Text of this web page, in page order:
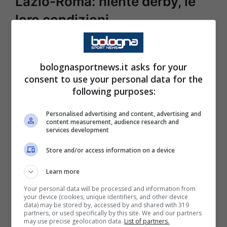
loro condizioni
Al momento mancano poco meno di 48 ore
derbye il tempo di recuperare c’è.
Naturalmente sono due situazioni
completamente differenti e anche il loro
rientro è differenziato. La speranza del
tecnico è che comunque si possa riuscire ad
avere a disposizione almeno uno dei due. Di
certo vederli titolare è una opzione molto
remota anche perché, a prescindere da tutto,
non saranno nelle miglior condizione
possibile.
bolognasportnews.it asks for your
consent to use your personal data for the
following purposes:
Personalised advertising and content, advertising and
content measurement, audience research and
services development
Store and/or access information on a device
Learn more
Your personal data will be processed and information from
your device (cookies, unique identifiers, and other device
data) may be stored by, accessed by and shared with 319
partners, or used specifically by this site. We and our partners
may use precise geolocation data. List of partners.